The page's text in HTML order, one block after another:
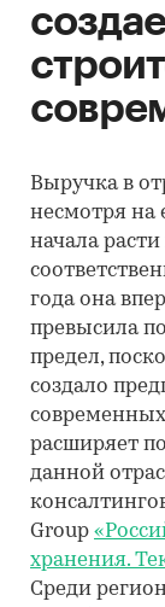
Выручка в
несмотря на
начала расти
года она
превысила
предел,
создало
современных
расширяет
данной
Group
хранения.
Среди